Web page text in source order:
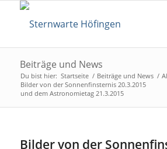
Beiträge und News
Du bist hier: Startseite / Beiträge und News /
Bilder von der Sonnenfinsternis 20.3.2015
und dem Astronomietag 21.3.2015
Bilder von der